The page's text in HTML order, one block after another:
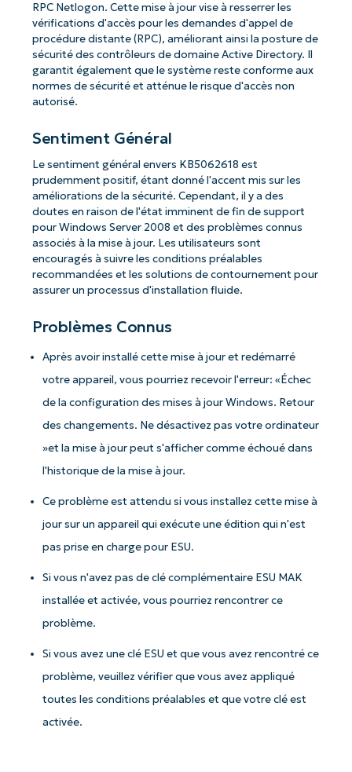
RPC Netlogon. Cette mise à jour vise à resserrer les
vérifications d'accès pour les demandes d'appel de
procédure distante (RPC), améliorant ainsi la posture de
sécurité des contrôleurs de domaine Active Directory. Il
garantit également que le système reste conforme aux
normes de sécurité et atténue le risque d'accès non
autorisé.
Sentiment Général
Le sentiment général envers KB5062618 est
prudemment positif, étant donné l'accent mis sur les
améliorations de la sécurité. Cependant, il y a des
doutes en raison de l'état imminent de fin de support
pour Windows Server 2008 et des problèmes connus
associés à la mise à jour. Les utilisateurs sont
encouragés à suivre les conditions préalables
recommandées et les solutions de contournement pour
assurer un processus d'installation fluide.
Problèmes Connus
Après avoir installé cette mise à jour et redémarré
votre appareil, vous pourriez recevoir l'erreur: «Échec
de la configuration des mises à jour Windows. Retour
des changements. Ne désactivez pas votre ordinateur
»et la mise à jour peut s'afficher comme échoué dans
l'historique de la mise à jour.
Ce problème est attendu si vous installez cette mise à
jour sur un appareil qui exécute une édition qui n'est
pas prise en charge pour ESU.
Si vous n'avez pas de clé complémentaire ESU MAK
installée et activée, vous pourriez rencontrer ce
problème.
Si vous avez une clé ESU et que vous avez rencontré ce
problème, veuillez vérifier que vous avez appliqué
toutes les conditions préalables et que votre clé est
activée.